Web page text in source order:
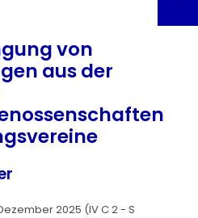
von
aus der
2025 (IV C 2 - S